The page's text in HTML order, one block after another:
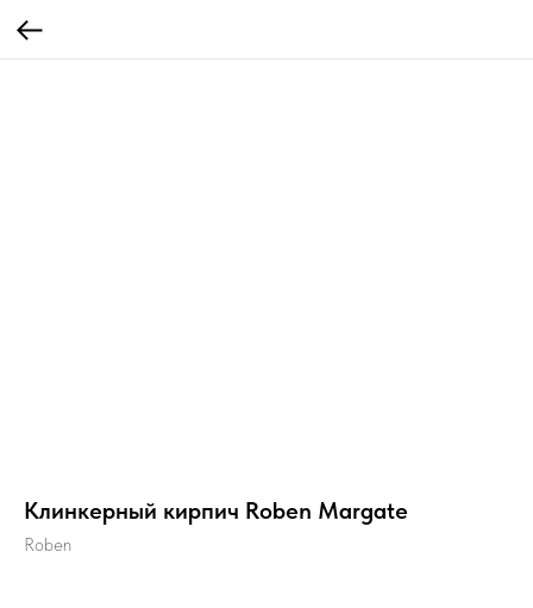
Клинкерный кирпич Roben Margate
Roben